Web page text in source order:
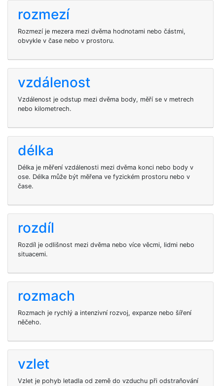
rozmezí
Rozmezí je mezera mezi dvěma hodnotami nebo částmi,
obvykle v čase nebo v prostoru.
vzdálenost
Vzdálenost je odstup mezi dvěma body, měří se v metrech
nebo kilometrech.
délka
Délka je měření vzdálenosti mezi dvěma konci nebo body v
ose. Délka může být měřena ve fyzickém prostoru nebo v
čase.
rozdíl
Rozdíl je odlišnost mezi dvěma nebo více věcmi, lidmi nebo
situacemi.
rozmach
Rozmach je rychlý a intenzivní rozvoj, expanze nebo šíření
něčeho.
vzlet
Vzlet je pohyb letadla od země do vzduchu při odstraňování